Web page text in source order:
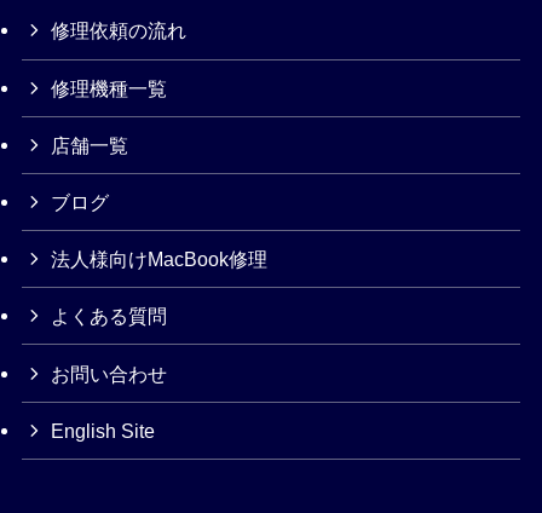
修理依頼の流れ
修理機種一覧
店舗一覧
ブログ
法人様向けMacBook修理
よくある質問
お問い合わせ
English Site